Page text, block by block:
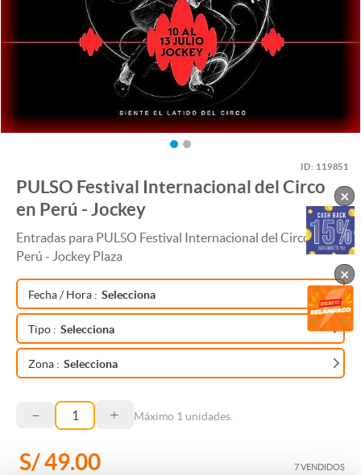
ID: 119851
PULSO Festival Internacional del Circo
en Perú - Jockey
Entradas para PULSO Festival Internacional del Circo en
Perú - Jockey Plaza
Fecha / Hora : Selecciona
Tipo : Selecciona
Zona : Selecciona
– + Máximo 1 unidades.
S/ 49.00 7 VENDIDOS
×
×